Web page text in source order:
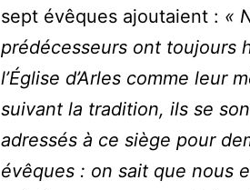
sept évêques ajoutaient : «
prédécesseurs ont toujours
l’Église d’Arles comme leur
suivant la tradition, ils se
adressés à ce siège pour
évêques : on sait que nous